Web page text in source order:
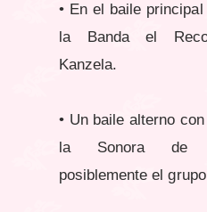
• En el baile
la Banda el
Kanzela.
• Un baile alterno
la Sonora de
posiblemente el